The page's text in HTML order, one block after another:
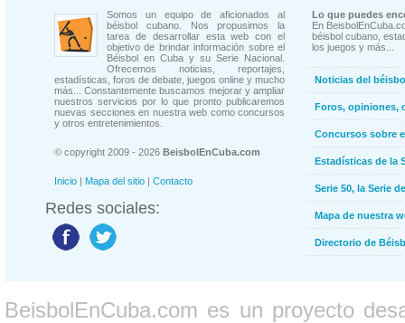
Somos un equipo de aficionados al
béisbol cubano. Nos propusimos la
tarea de desarrollar esta web con el
objetivo de brindar información sobre el
Béisbol en Cuba y su Serie Nacional.
Ofrecemos noticias, reportajes,
estadísticas, foros de debate, juegos online y mucho
más... Constantemente buscamos mejorar y ampliar
nuestros servicios por lo que pronto publicaremos
nuevas secciones en nuestra web como concursos
y otros entretenimientos.
© copyright 2009 - 2026 BeisbolEnCuba.com
Inicio | Mapa del sitio | Contacto
Redes sociales:
Lo que puedes
En
béisbol cubano,
los juegos y más...
Noticias del
Foros, opiniones,
Concursos sobre
Estadísticas de la
Serie 50, la Serie
Mapa de nuestra
Directorio de
BeisbolEnCuba.com es un proyecto